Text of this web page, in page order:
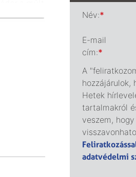
Név:*
E-mail
cím:*
A
hozzájárulok,
Hetek
tartalmakról
veszem,
adatvédelmi